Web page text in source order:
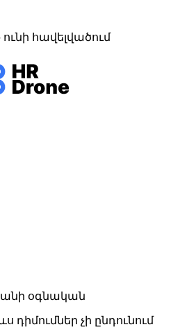
ունի հավելվածում
օգնական
դիմումներ չի ընդունում